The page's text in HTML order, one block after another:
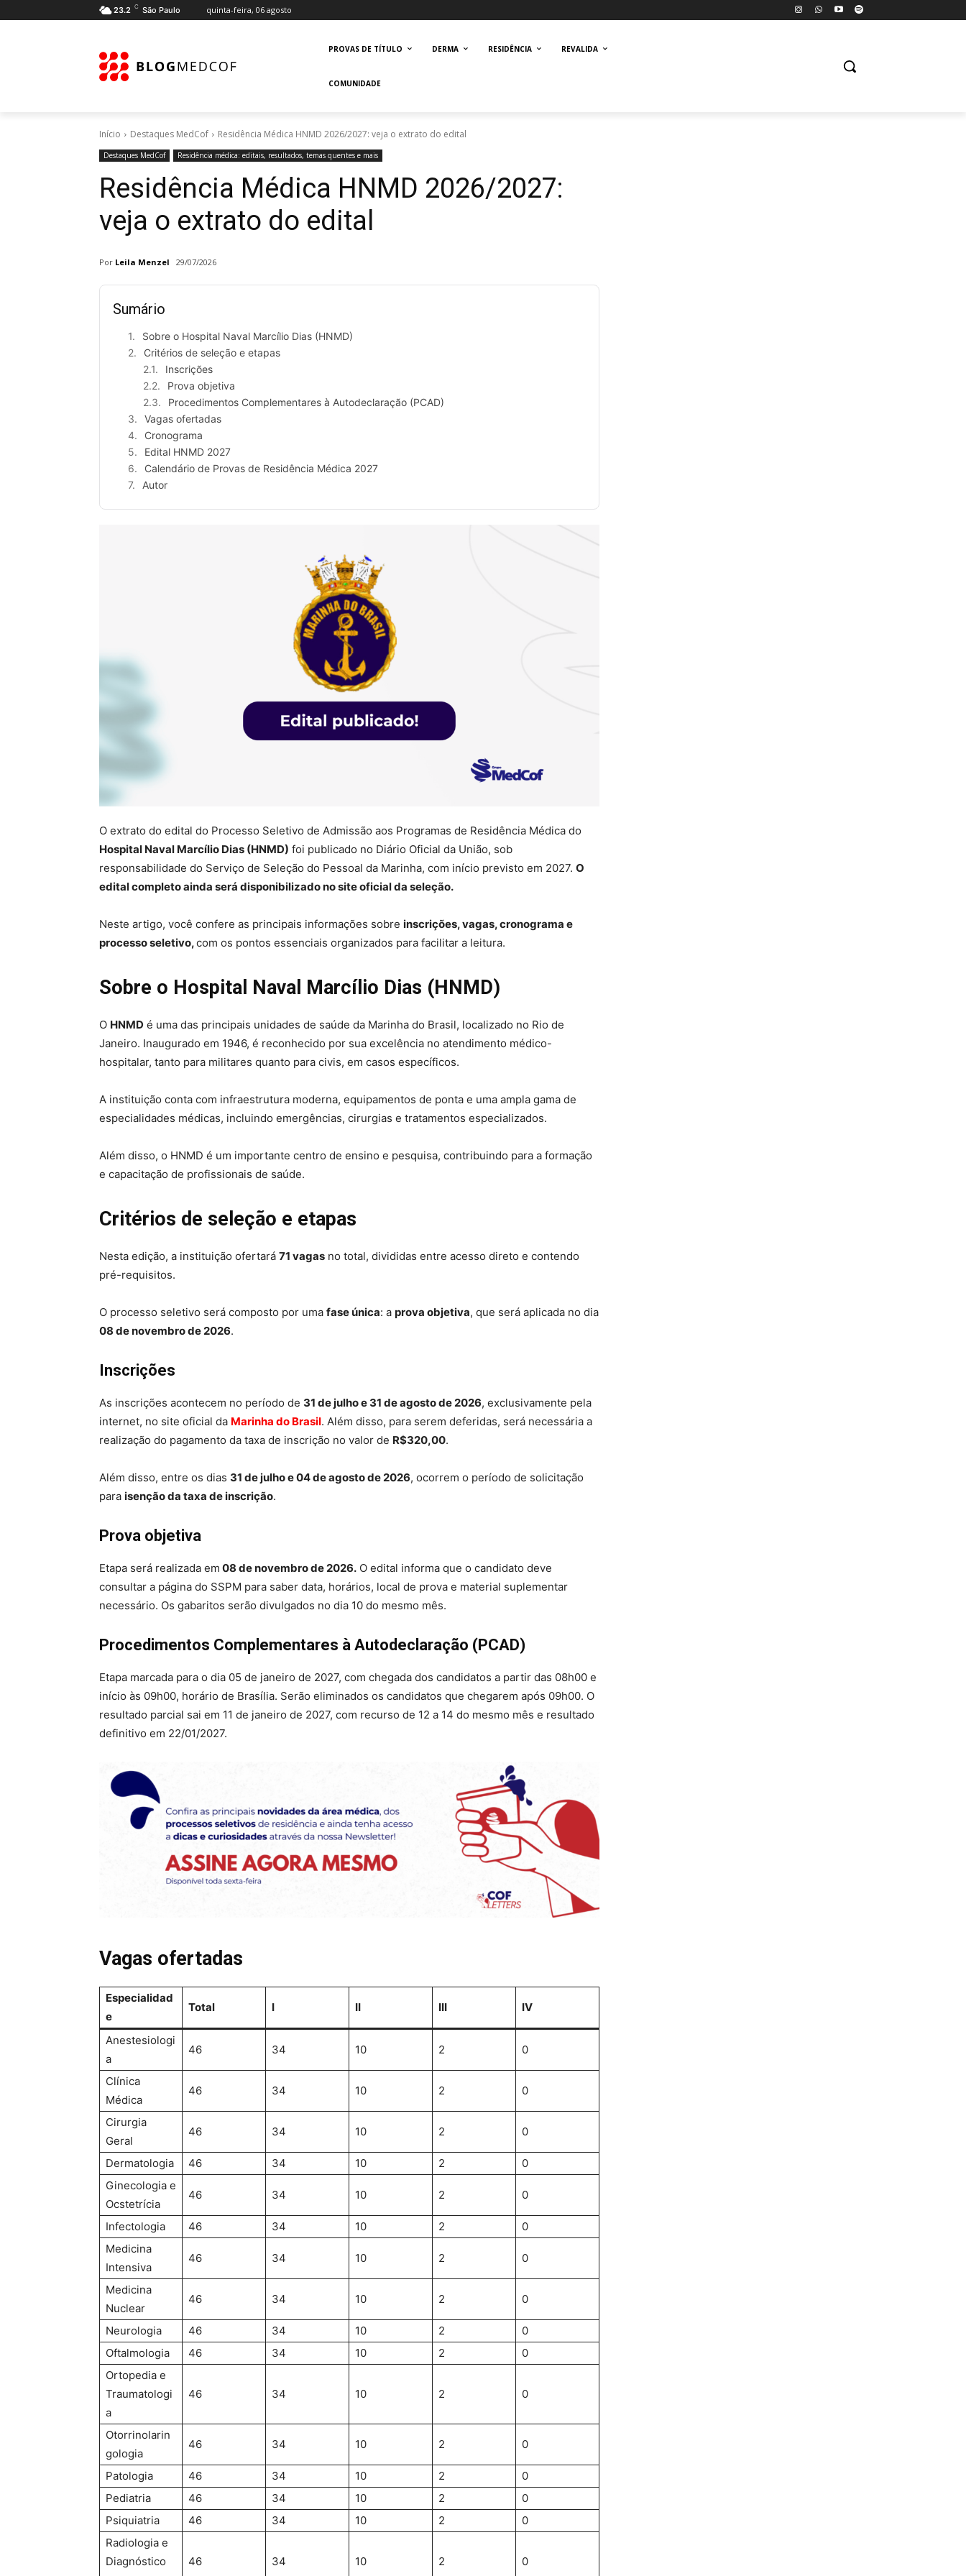
23.2 C São Paulo quinta-feira, 06 agosto
PROVAS DE TÍTULO DERMA RESIDÊNCIA REVALIDA
COMUNIDADE
Início Destaques MedCof Residência Médica HNMD 2026/2027: veja o extrato do edital
Destaques MedCof Residência médica: editais, resultados, temas quentes e mais
Residência Médica HNMD 2026/2027:
veja o extrato do edital
Por Leila Menzel 29/07/2026
Sumário
Sobre o Hospital Naval Marcílio Dias (HNMD)
Critérios de seleção e etapas
Inscrições
Prova objetiva
Procedimentos Complementares à Autodeclaração (PCAD)
Vagas ofertadas
Cronograma
Edital HNMD 2027
Calendário de Provas de Residência Médica 2027
Autor
O extrato do edital do Processo Seletivo de Admissão aos Programas de Residência Médica do
Hospital Naval Marcílio Dias (HNMD) foi publicado no Diário Oficial da União, sob
responsabilidade do Serviço de Seleção do Pessoal da Marinha, com início previsto em 2027. O
edital completo ainda será disponibilizado no site oficial da seleção.
Neste artigo, você confere as principais informações sobre inscrições, vagas, cronograma e
processo seletivo,com os pontos essenciais organizados para facilitar a leitura.
Sobre o Hospital Naval Marcílio Dias (HNMD)
O HNMD é uma das principais unidades de saúde da Marinha do Brasil, localizado no Rio de
Janeiro. Inaugurado em 1946, é reconhecido por sua excelência no atendimento médico-
hospitalar, tanto para militares quanto para civis, em casos específicos.
A instituição conta com infraestrutura moderna, equipamentos de ponta e uma ampla gama de
especialidades médicas, incluindo emergências, cirurgias e tratamentos especializados.
Além disso, o HNMD é um importante centro de ensino e pesquisa, contribuindo para a formação
e capacitação de profissionais de saúde.
Critérios de seleção e etapas
Nesta edição, a instituição ofertará 71 vagas no total, divididas entre acesso direto e contendo
pré-requisitos.
O processo seletivo será composto por uma fase única: a prova objetiva, que será aplicada no dia
08 de novembro de 2026.
Inscrições
As inscrições acontecem no período de 31 de julho e 31 de agosto de 2026, exclusivamente pela
internet, no site oficial da Marinha do Brasil. Além disso, para serem deferidas, será necessária a
realização do pagamento da taxa de inscrição no valor de R$320,00.
Além disso, entre os dias 31 de julho e 04 de agosto de 2026, ocorrem o período de solicitação
para isenção da taxa de inscrição.
Prova objetiva
Etapa será realizada em 08 de novembro de 2026. O edital informa que o candidato deve
consultar a página do SSPM para saber data, horários, local de prova e material suplementar
necessário. Os gabaritos serão divulgados no dia 10 do mesmo mês.
Procedimentos Complementares à Autodeclaração (PCAD)
Etapa marcada para o dia 05 de janeiro de 2027, com chegada dos candidatos a partir das 08h00 e
início às 09h00, horário de Brasília. Serão eliminados os candidatos que chegarem após 09h00. O
resultado parcial sai em 11 de janeiro de 2027, com recurso de 12 a 14 do mesmo mês e resultado
definitivo em 22/01/2027.
Vagas ofertadas
Especialidad
e
Total I II III IV
Anestesiologi
a
46 34 10 2 0
Clínica
Médica
46 34 10 2 0
Cirurgia
Geral
46 34 10 2 0
Dermatologia 46 34 10 2
0
Ginecologia e
Ocstetrícia
46 34 10 2 0
Infectologia 46 34 10 2
0
Medicina
Intensiva
46 34 10 2 0
Medicina
Nuclear
46 34 10 2 0
Neurologia 46 34 10 2
0
Oftalmologia
46 34 10 2
0
Ortopedia e
Traumatologi
a
46 34 10 2 0
Otorrinolarin
gologia
46 34 10 2 0
Patologia 46 34 10 2
0
Pediatria
46 34 10 2
0
Psiquiatria
46 34 10 2
0
Radiologia e
Diagnóstico
46 34 10 2 0